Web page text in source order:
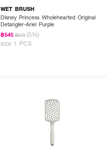
WET BRUSH
Disney Princess Wholehearted Original
Detangler-Ariel Purple
฿545 ฿575 (5%)
size 1 PCS